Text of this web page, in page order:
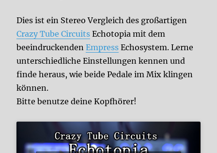
Dies ist ein Stereo Vergleich des großartigen
Crazy Tube Circuits Echotopia mit dem
beeindruckendenEmpress Echosystem. Lerne
unterschiedliche Einstellungen kennen und
finde heraus, wie beide Pedale im Mix klingen
können.
Bitte benutze deine Kopfhörer!